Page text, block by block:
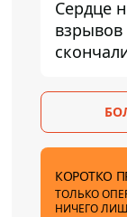
Сердце
КОРОТКО
ТОЛЬКО
НИЧЕГО